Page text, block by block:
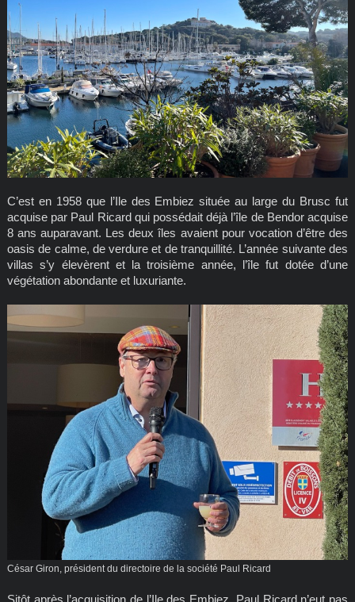
C’est en 1958 que l’Ile des Embiez située au large du Brusc fut
acquise par Paul Ricard qui possédait déjà l’île de Bendor acquise
8 ans auparavant. Les deux îles avaient pour vocation d’être des
oasis de calme, de verdure et de tranquillité. L’année suivante des
villas s’y élevèrent et la troisième année, l’île fut dotée d’une
végétation abondante et luxuriante.
César Giron, président du directoire de la société Paul Ricard